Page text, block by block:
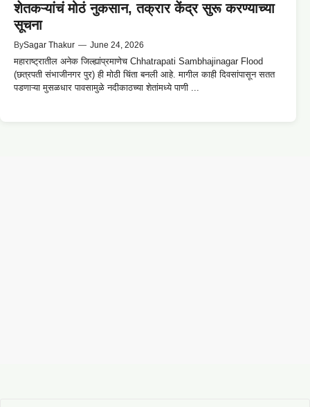
शेतकऱ्यांचं मोठं नुकसान, तक्रार केंद्र सुरू करण्याच्या
सूचना
BySagar Thakur — June 24, 2026
महाराष्ट्रातील अनेक जिल्ह्यांप्रमाणेच Chhatrapati Sambhajinagar Flood
(छत्रपती संभाजीनगर पुर) ही मोठी चिंता बनली आहे. मागील काही दिवसांपासून सतत
पडणाऱ्या मुसळधार पावसामुळे नदीकाठच्या शेतांमध्ये पाणी ...